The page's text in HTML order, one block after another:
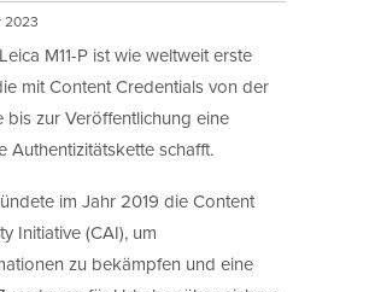
2023
M11-P ist wie weltweit erste
mit Content Credentials von der
bis zur Veröffentlichung eine
Authentizitätskette schafft.
im Jahr 2019 die Content
Initiative (CAI), um
zu bekämpfen und eine